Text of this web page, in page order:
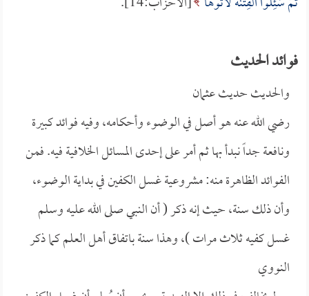
فوائد الحديث
والحديث حديثعثمان
رضي الله عنه هو أصل في الوضوء وأحكامه، وفيه فوائد كبيرة
ونافعة جداً نبدأ بها ثم أمر على إحدى المسائل الخلافية فيه. فمن
الفوائد الظاهرة منه: مشروعية غسل الكفين في بداية الوضوء،
وأن ذلك سنة، حيث إنه ذكر (أن النبي صلى الله عليه وسلم
غسل كفيه ثلاث مرات )، وهذا سنة باتفاق أهل العلم كما ذكر
النووي